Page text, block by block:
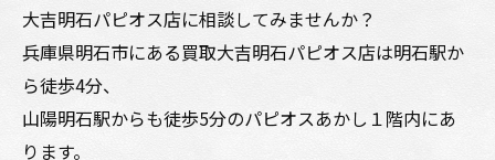
大吉明石パピオス店に相談してみませんか？
兵庫県明石市にある買取大吉明石パピオス店は明石駅か
ら徒歩4分、
山陽明石駅からも徒歩5分のパピオスあかし１階内にあ
ります。